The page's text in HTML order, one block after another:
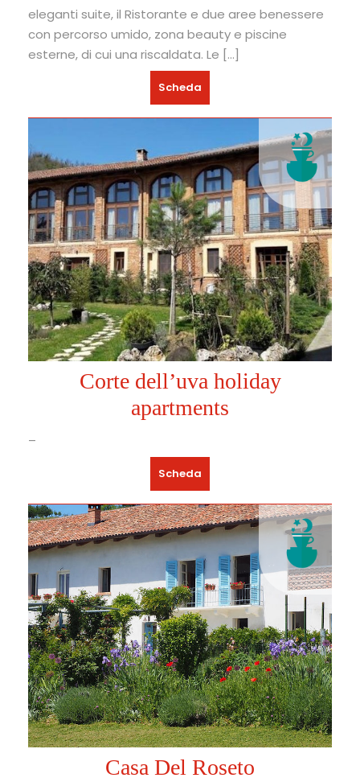
eleganti suite, il Ristorante e due aree benessere
con percorso umido, zona beauty e piscine
esterne, di cui una riscaldata. Le […]
Scheda
Corte dell’uva holiday
apartments
–
Scheda
Casa Del Roseto